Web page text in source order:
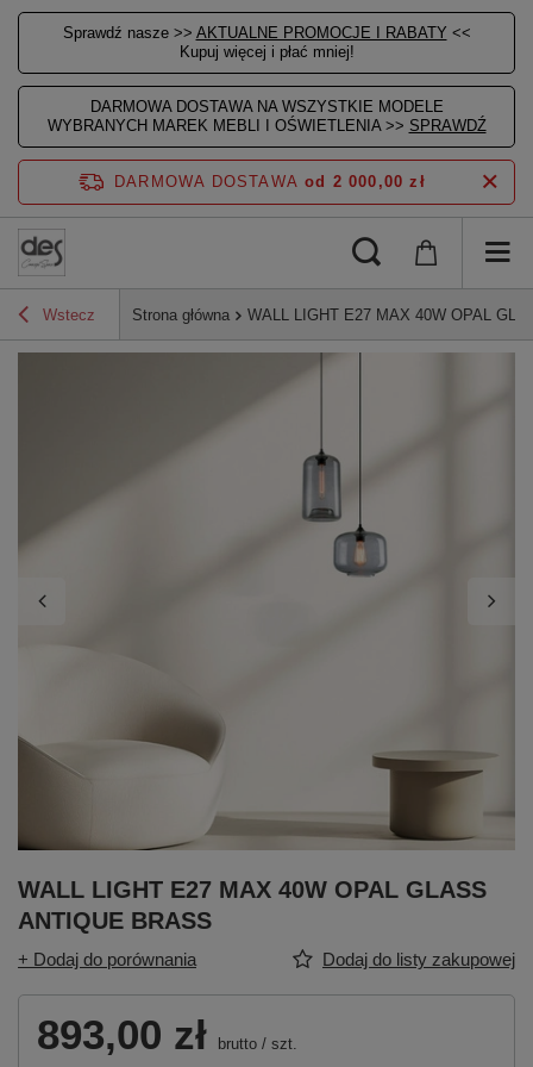
Sprawdź nasze >> AKTUALNE PROMOCJE I RABATY <<
Kupuj więcej i płać mniej!
DARMOWA DOSTAWA NA WSZYSTKIE MODELE
WYBRANYCH MAREK MEBLI I OŚWIETLENIA >> SPRAWDŹ
DARMOWA DOSTAWA od 2 000,00 zł
Wstecz Strona główna WALL LIGHT E27 MAX 40W OPAL
WALL LIGHT E27 MAX 40W OPAL GLASS
ANTIQUE BRASS
+ Dodaj do porównania Dodaj do listy zakupowej
893,00 zł brutto / szt.